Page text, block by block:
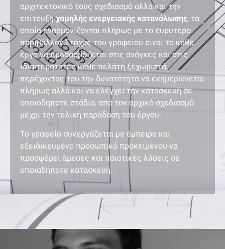
αρχιτεκτονικό τους σχεδιασμό αλλά και την
επίτευξηχαμηλής ενεργειακής κατανάλωσης, τα
οποία εναρμονίζονται πλήρως με το ευρύτερο
περιβάλλον.Στόχος του γραφείου είναι το κάθε
έργο να προσαρμόζεται στις ανάγκες και στις
ιδιαιτερότητες κάθε πελάτη ξεχωριστά,
περέχοντας του την δυνατότητα να ενημερώνεται
πλήρως αλλά και να ελέγχει την κατασκευή σε
οποιοδήποτε στάδιο, από τον αρχικό σχεδιασμό
μέχρι την τελική παράδοση του έργου.
Το γραφείο συνεργάζεται με έμπειρο και
εξειδικευμένο προσωπικό προκειμένου να
προσφέρει άμεσες και ποιοτικές λύσεις σε
οποιαδήποτε κατασκευή.